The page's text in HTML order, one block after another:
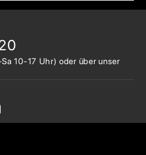
10-17 Uhr) oder überunser